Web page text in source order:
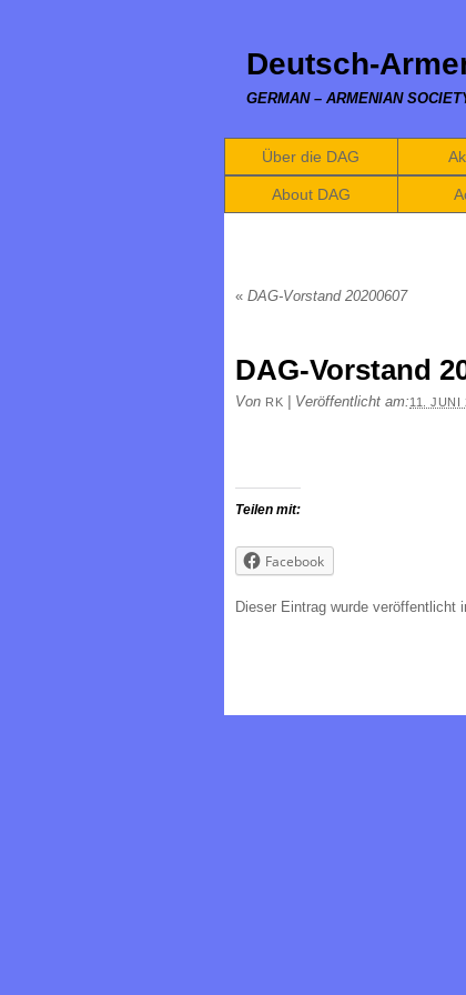
Deutsch-
GERMAN – ARMENIAN
Über die DAG
About DAG
« DAG-Vorstand 20200607
DAG-Vorstand
Von RK Veröffentlicht am:11. JUNI
Teilen mit:
Facebook
Dieser Eintrag wurde veröffentlicht